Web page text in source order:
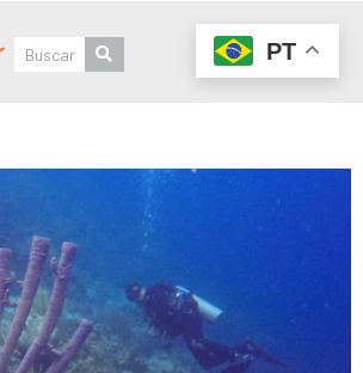
PT